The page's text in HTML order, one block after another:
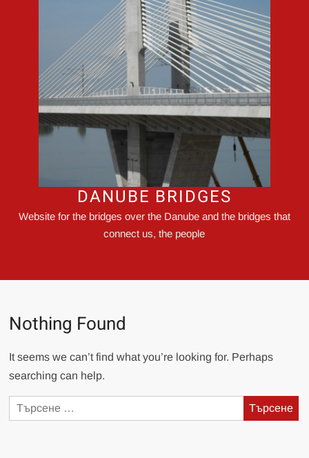
DANUBE BRIDGES
Website for the bridges over the Danube and the bridges that
connect us, the people
Nothing Found
It seems we can’t find what you’re looking for. Perhaps
searching can help.
Търсене
за: